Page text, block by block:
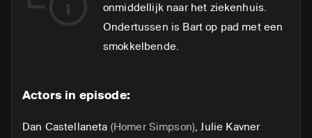
onmiddellijk naar het ziekenhuis.
Ondertussen is Bart op pad met een
smokkelbende.
Actors in episode:
Dan Castellaneta (Homer Simpson),Julie Kavner